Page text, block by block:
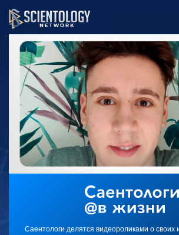
Саентологи делятся видеороликами о своих